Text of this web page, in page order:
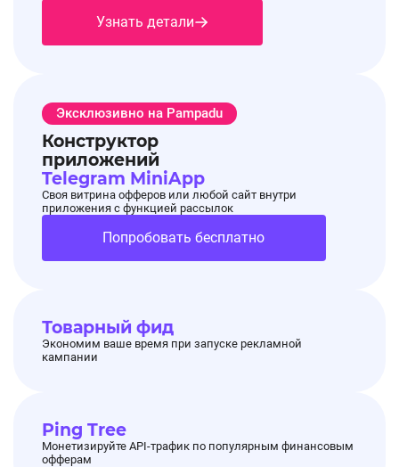
Узнать детали
Эксклюзивно на Pampadu
Конструктор
приложений
Telegram MiniApp
Своя витрина офферов или любой сайт внутри
приложения с функцией рассылок
Попробовать бесплатно
Товарный фид
Экономим ваше время при запуске рекламной
кампании
Ping Tree
Монетизируйте API-трафик по популярным финансовым
офферам